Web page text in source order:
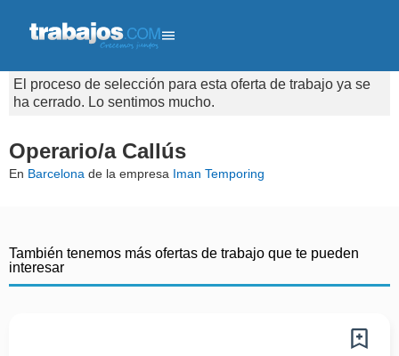
El proceso de selección para esta oferta de trabajo ya se
ha cerrado. Lo sentimos mucho.
Operario/a Callús
En Barcelona de la empresa Iman Temporing
También tenemos más ofertas de trabajo que te pueden
interesar